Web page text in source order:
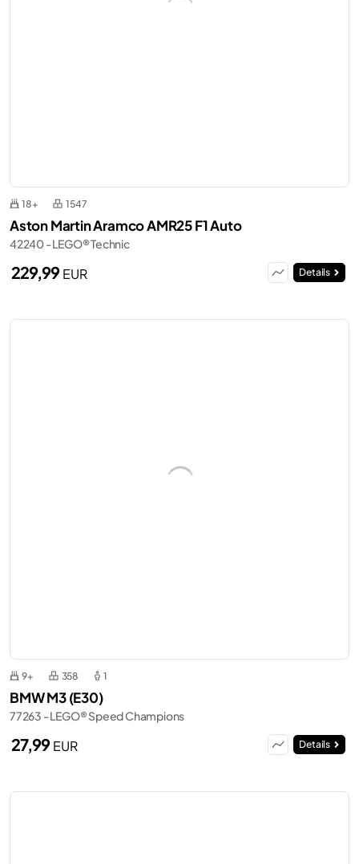
18+ 1547
Aston Martin Aramco AMR25 F1 Auto
42240 - LEGO® Technic
229,99EUR Details
9+ 358 1
BMW M3 (E30)
77263 - LEGO® Speed Champions
27,99EUR Details